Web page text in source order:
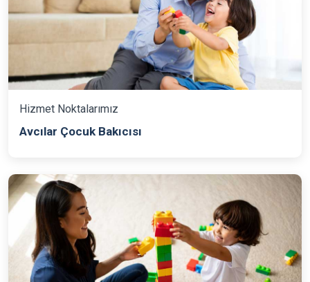
Hizmet Noktalarımız
Avcılar Çocuk Bakıcısı